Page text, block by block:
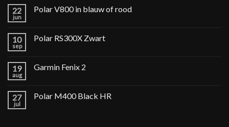
22
jun
Polar V800 in blauw of rood
10
sep
Polar RS300X Zwart
19
aug
Garmin Fenix 2
27
jul
Polar M400 Black HR